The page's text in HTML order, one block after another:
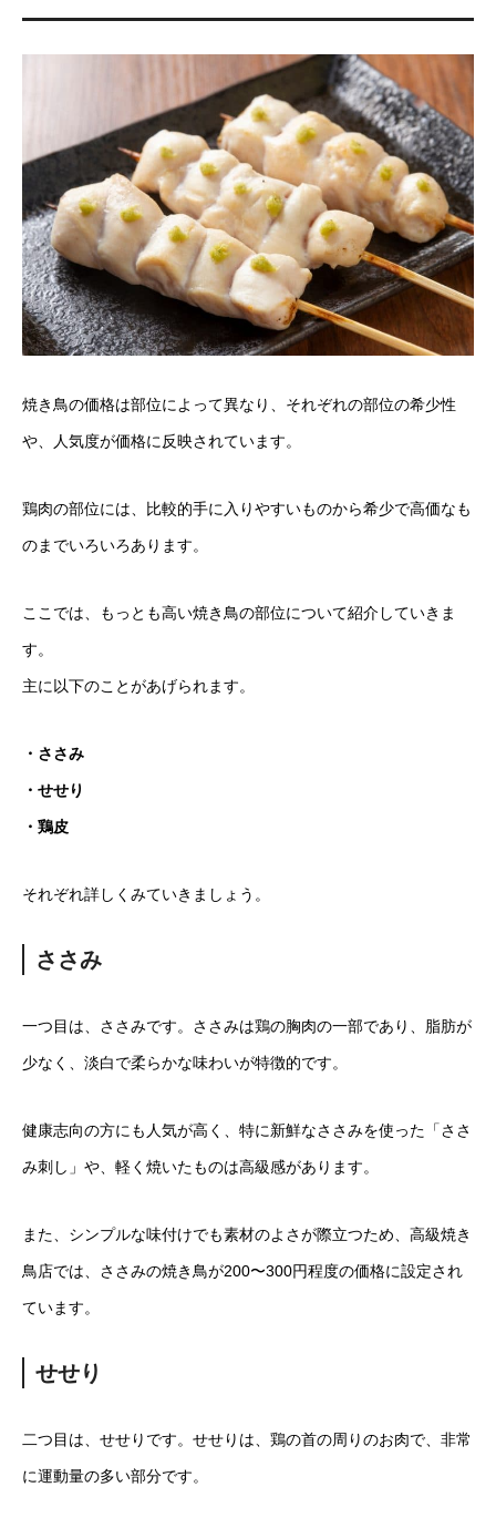
焼き鳥の価格は部位によって異なり、それぞれの部位の希少性
や、人気度が価格に反映されています。
鶏肉の部位には、比較的手に入りやすいものから希少で高価なも
のまでいろいろあります。
ここでは、もっとも高い焼き鳥の部位について紹介していきま
す。
主に以下のことがあげられます。
・ささみ
・せせり
・鶏皮
それぞれ詳しくみていきましょう。
ささみ
一つ目は、ささみです。ささみは鶏の胸肉の一部であり、脂肪が
少なく、淡白で柔らかな味わいが特徴的です。
健康志向の方にも人気が高く、特に新鮮なささみを使った「ささ
み刺し」や、軽く焼いたものは高級感があります。
また、シンプルな味付けでも素材のよさが際立つため、高級焼き
鳥店では、ささみの焼き鳥が200〜300円程度の価格に設定され
ています。
せせり
二つ目は、せせりです。せせりは、鶏の首の周りのお肉で、非常
に運動量の多い部分です。